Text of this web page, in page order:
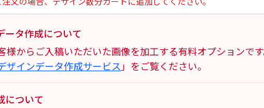
ータ作成について
様からご入稿いただいた画像を加工する有料オプションで
ザインデータ作成サービス 」をご覧ください。
について